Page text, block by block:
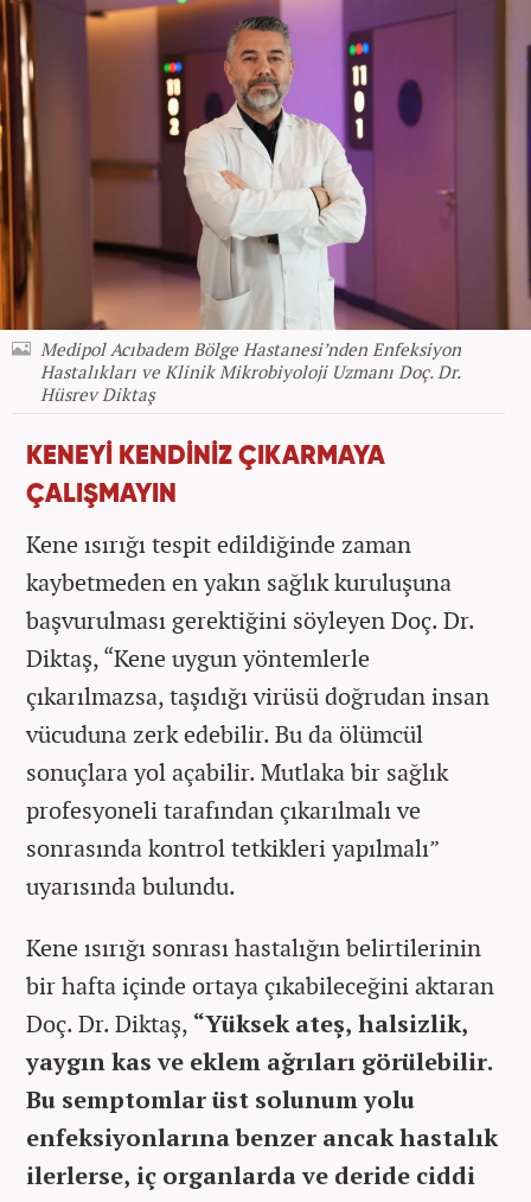
Medipol Acıbadem Bölge Hastanesi’nden Enfeksiyon
Hastalıkları ve Klinik Mikrobiyoloji Uzmanı Doç. Dr.
Hüsrev Diktaş
KENEYİ KENDİNİZ ÇIKARMAYA
ÇALIŞMAYIN
Kene ısırığı tespit edildiğinde zaman
kaybetmeden en yakın sağlık kuruluşuna
başvurulması gerektiğini söyleyen Doç. Dr.
Diktaş, “Kene uygun yöntemlerle
çıkarılmazsa, taşıdığı virüsü doğrudan insan
vücuduna zerk edebilir. Bu da ölümcül
sonuçlara yol açabilir. Mutlaka bir sağlık
profesyoneli tarafından çıkarılmalı ve
sonrasında kontrol tetkikleri yapılmalı”
uyarısında bulundu.
Kene ısırığı sonrası hastalığın belirtilerinin
bir hafta içinde ortaya çıkabileceğini aktaran
Doç. Dr. Diktaş, “Yüksek ateş, halsizlik,
yaygın kas ve eklem ağrıları görülebilir.
Bu semptomlar üst solunum yolu
enfeksiyonlarına benzer ancak hastalık
ilerlerse, iç organlarda ve deride ciddi